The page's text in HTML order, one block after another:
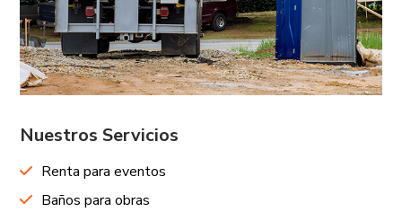
Nuestros Servicios
Renta para eventos
Baños para obras